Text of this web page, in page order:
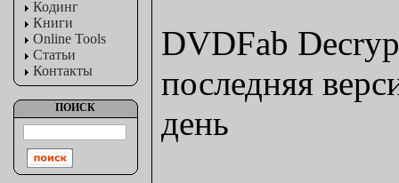
Кодинг
Книги
Online Tools
Статьи
Контакты
ПОИСК
DVDFab
последняя
день